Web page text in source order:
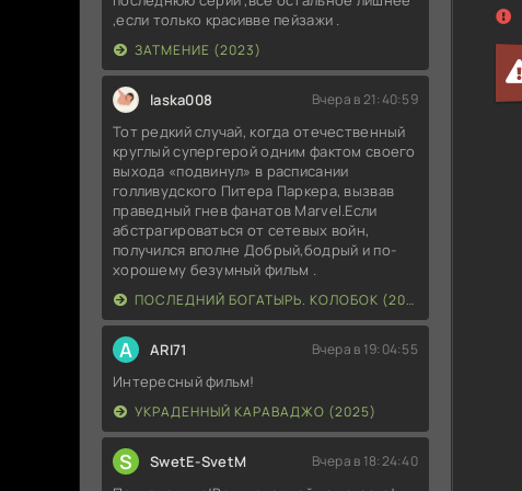
,если только красивве пейзажи .
ЗАТМЕНИЕ (2023)
laska008 Вчера в 21:40:59
Тот редкий случай, когда отечественный
круглый супергерой одним фактом своего
выхода «подвинул» в расписании
голливудского Питера Паркера, вызвав
праведный гнев фанатов Marvel.Если
абстрагироваться от сетевых войн,
получился вполне Добрый,бодрый и по-
хорошему безумный фильм .
ПОСЛЕДНИЙ БОГАТЫРЬ. КОЛОБОК (2026)
A ARI71 Вчера в 19:04:55
Интересный фильм!
УКРАДЕННЫЙ КАРАВАДЖО (2025)
S SwetE-SvetM Вчера в 18:24:40